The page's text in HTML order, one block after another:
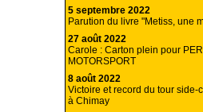
5 septembre 2022
Parution du livre "Metiss, une
27 août 2022
Carole : Carton plein pour
MOTORSPORT
8 août 2022
Victoire et record du tour side-
à Chimay